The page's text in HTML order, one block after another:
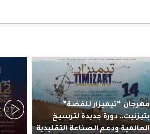
مهرجان “تيميزار للفضة”
بتيزنيت.. دورة جديدة لترسيخ
العالمية ودعم الصناعة التقليدية